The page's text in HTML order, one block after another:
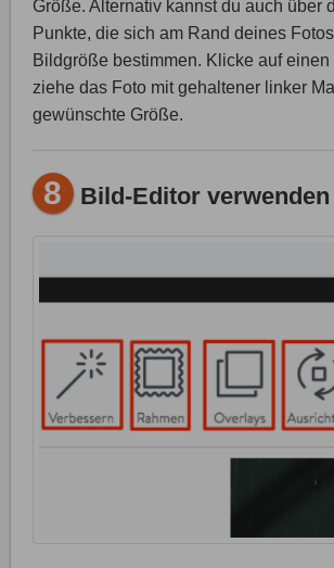
Größe. Alternativ kannst du auch über
Punkte, die sich am Rand deines
Bildgröße bestimmen. Klicke auf einen
ziehe das Foto mit gehaltener linker
gewünschte Größe.
8 Bild-Editor verwenden